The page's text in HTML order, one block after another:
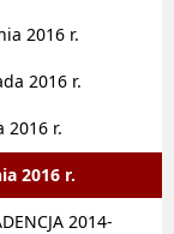
2016 r.
2016 r.
2016 r.
2016 r.
2014-